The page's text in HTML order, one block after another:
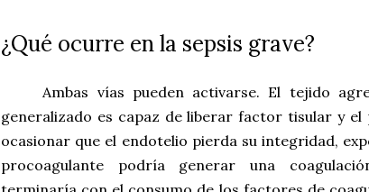
¿Qué ocurre en la sepsis grave?
Ambas vías pueden activarse. El tejido
generalizado es capaz de liberar factor tisular y
ocasionar que el endotelio pierda su integridad,
procoagulante podría generar una